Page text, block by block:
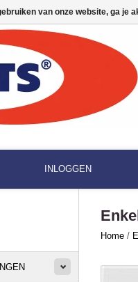
INLOGGEN
Home /
van onze website, ga je